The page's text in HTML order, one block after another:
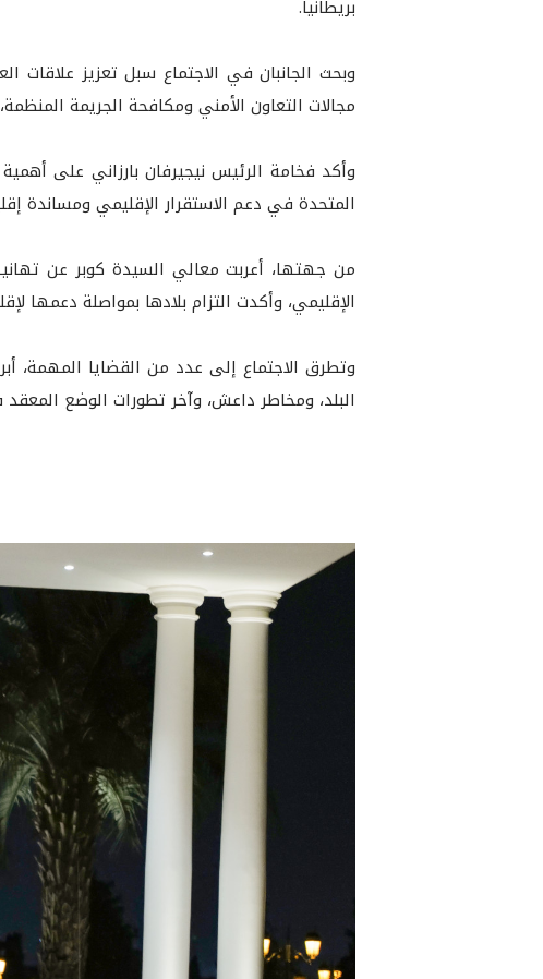
بريطانيا.
وبحث الجانبان في الاجتماع سبل تعزيز
مجالات التعاون الأمني ومكافحة الجريمة المنظمة،
وأكد فخامة الرئيس نيجيرفان بارزاني على
المتحدة في دعم الاستقرار الإقليمي ومساندة
من جهتها، أعربت معالي السيدة كوبر عن
الإقليمي، وأكدت التزام بلادها بمواصلة دعمها
وتطرق الاجتماع إلى عدد من القضايا المهمة،
البلد، ومخاطر داعش، وآخر تطورات الوضع